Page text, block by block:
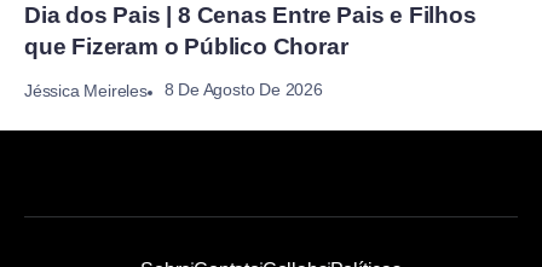
Dia dos Pais | 8 Cenas Entre Pais e Filhos
que Fizeram o Público Chorar
Jéssica Meireles 8 De Agosto De 2026